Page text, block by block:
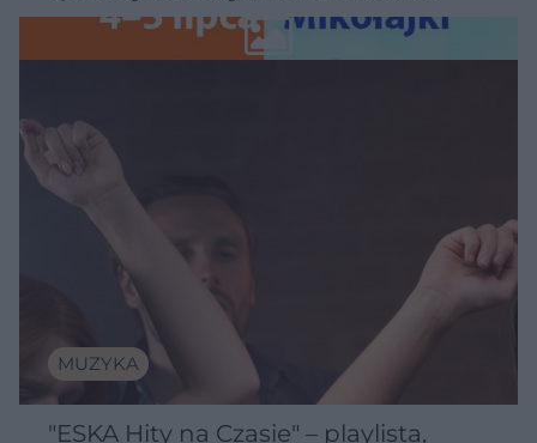
Wawelu
MUZYKA
"ESKA Hity na Czasie" – playlista,